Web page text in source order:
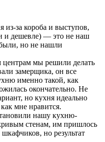
из-за короба и выступов,
и дешевле) — это не наш
но не нашли
центрам мы решили делать
замерщика, он все
именно такой, как
окончательно. Не
но кухня идеально
мне нравится.
нашу кухню-
стенам, им пришлось
но результат